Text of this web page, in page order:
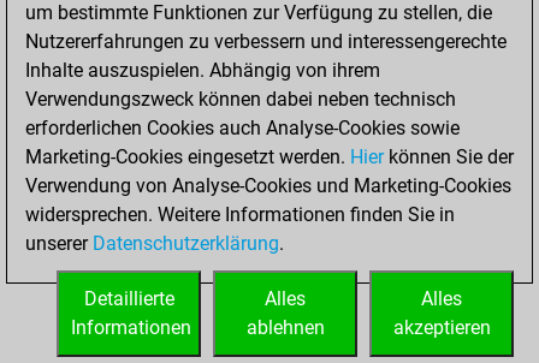
Matt auf vollem Brett
0
Bauer setzt Matt
0
Erstickte Matts
Unterverwandlungen
Türme auf der siebten
0
STARTSEITE
um bestimmte Funktionen zur Verfügung zu stellen, die
Nutzererfahrungen zu verbessern und interessengerechte
Inhalte auszuspielen. Abhängig von ihrem
Verwendungszweck können dabei neben technisch
erforderlichen Cookies auch Analyse-Cookies sowie
Marketing-Cookies eingesetzt werden. Hierkönnen Sie der
Verwendung von Analyse-Cookies und Marketing-Cookies
widersprechen. Weitere Informationen finden Sie in
unserer Datenschutzerklärung.
Alles
akzeptieren
Alles
ablehnen
Detaillierte
Informationen